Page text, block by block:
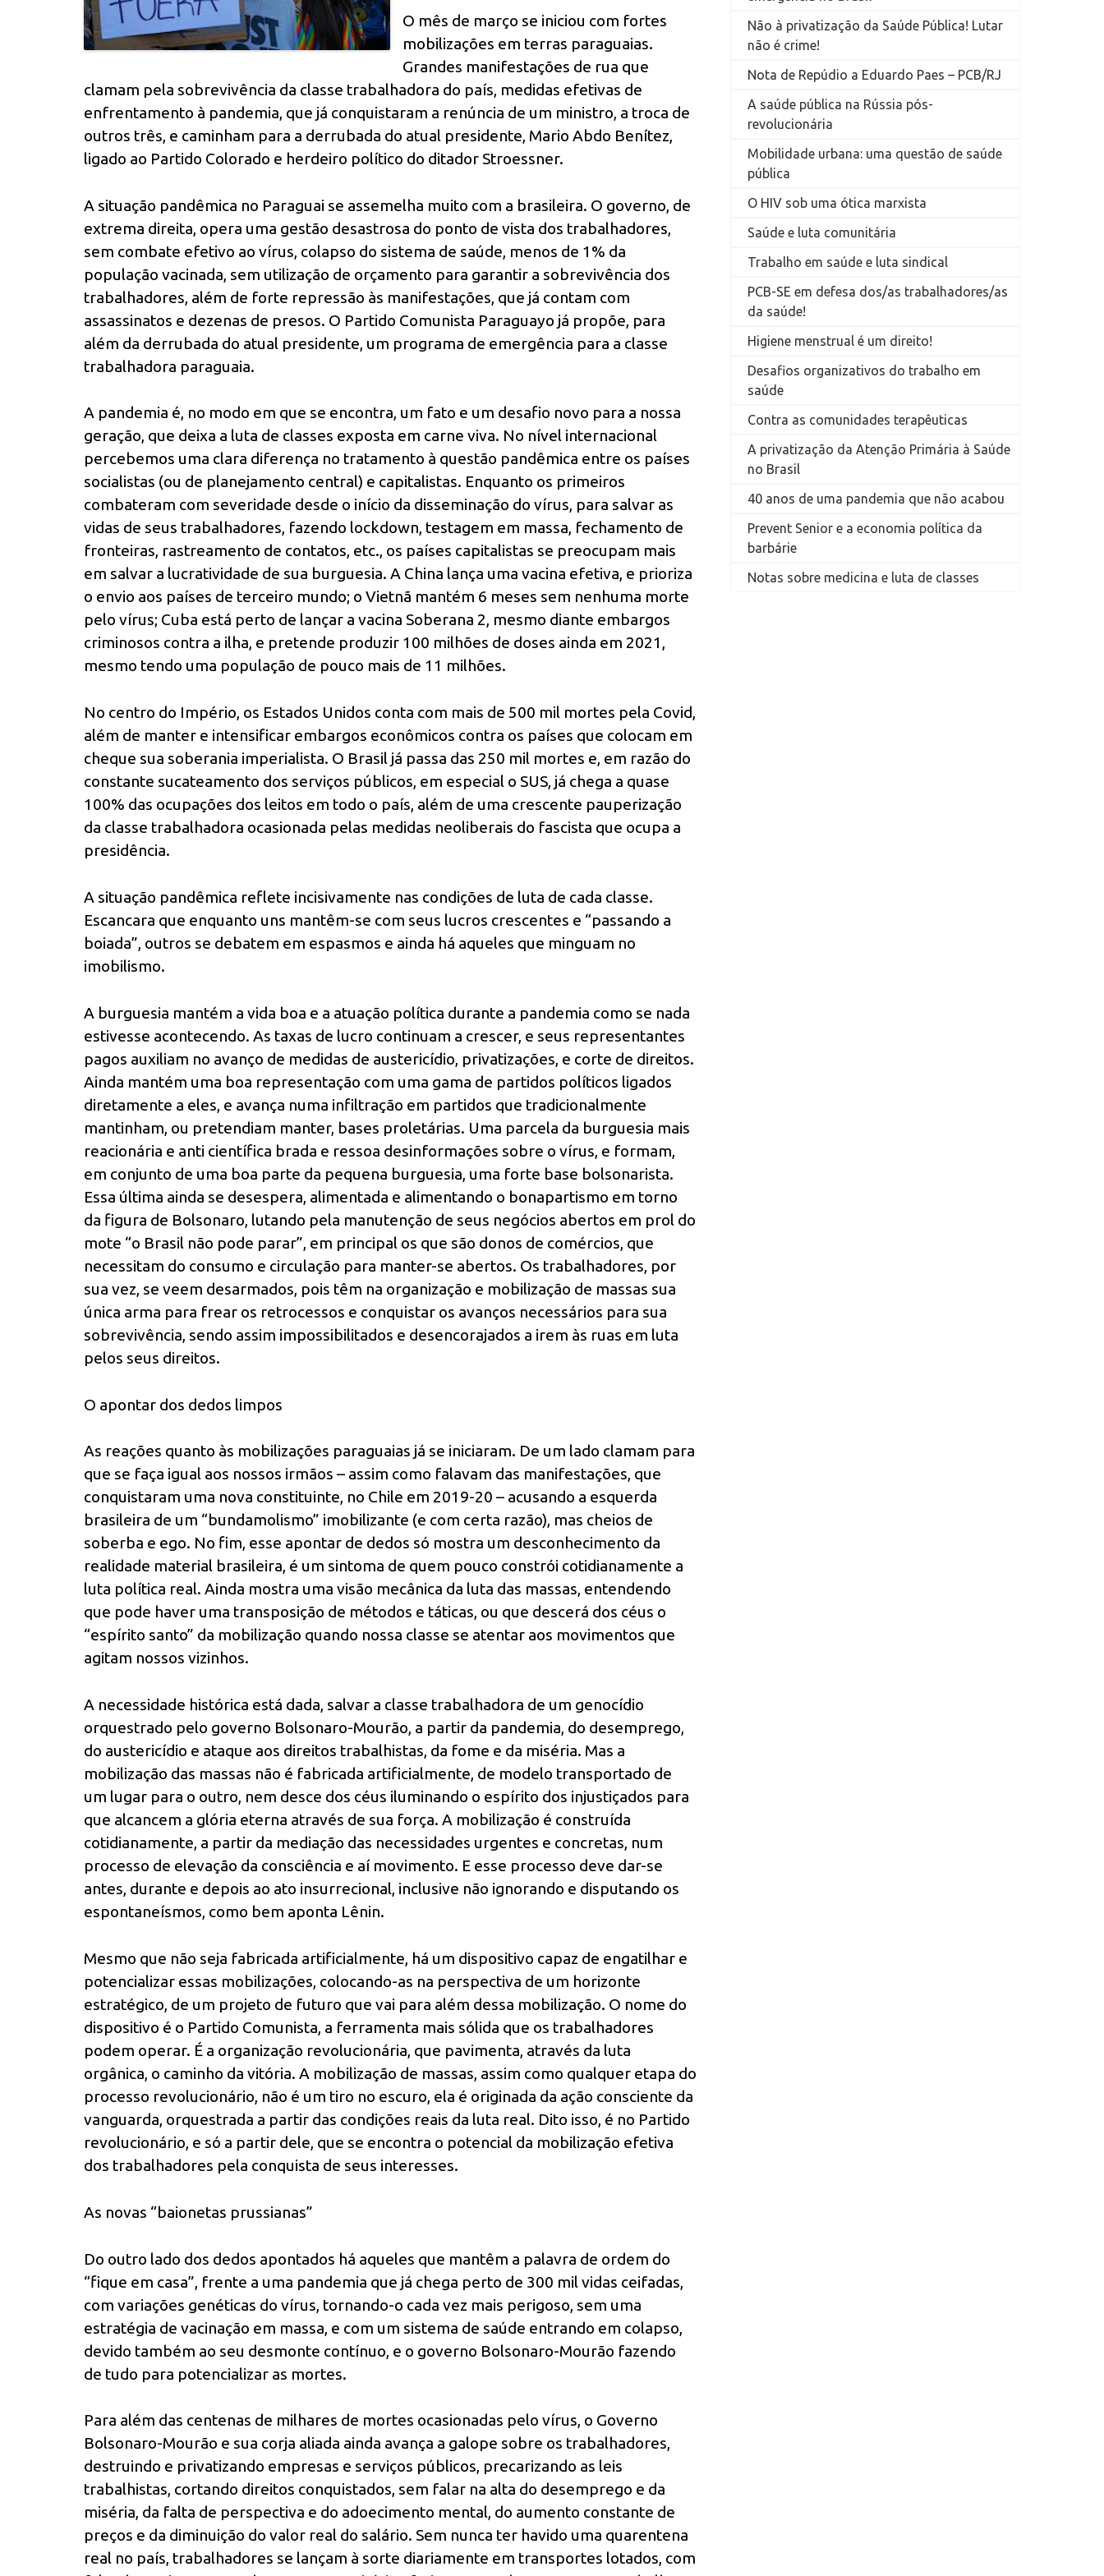
O mês de março se iniciou com fortes
mobilizações em terras paraguaias.
Grandes manifestações de rua que
clamam pela sobrevivência da classe trabalhadora do país, medidas efetivas de
enfrentamento à pandemia, que já conquistaram a renúncia de um ministro, a troca de
outros três, e caminham para a derrubada do atual presidente, Mario Abdo Benítez,
ligado ao Partido Colorado e herdeiro político do ditador Stroessner.
A situação pandêmica no Paraguai se assemelha muito com a brasileira. O governo, de
extrema direita, opera uma gestão desastrosa do ponto de vista dos trabalhadores,
sem combate efetivo ao vírus, colapso do sistema de saúde, menos de 1% da
população vacinada, sem utilização de orçamento para garantir a sobrevivência dos
trabalhadores, além de forte repressão às manifestações, que já contam com
assassinatos e dezenas de presos. O Partido Comunista Paraguayo já propõe, para
além da derrubada do atual presidente, um programa de emergência para a classe
trabalhadora paraguaia.
A pandemia é, no modo em que se encontra, um fato e um desafio novo para a nossa
geração, que deixa a luta de classes exposta em carne viva. No nível internacional
percebemos uma clara diferença no tratamento à questão pandêmica entre os países
socialistas (ou de planejamento central) e capitalistas. Enquanto os primeiros
combateram com severidade desde o início da disseminação do vírus, para salvar as
vidas de seus trabalhadores, fazendo lockdown, testagem em massa, fechamento de
fronteiras, rastreamento de contatos, etc., os países capitalistas se preocupam mais
em salvar a lucratividade de sua burguesia. A China lança uma vacina efetiva, e prioriza
o envio aos países de terceiro mundo; o Vietnã mantém 6 meses sem nenhuma morte
pelo vírus; Cuba está perto de lançar a vacina Soberana 2, mesmo diante embargos
criminosos contra a ilha, e pretende produzir 100 milhões de doses ainda em 2021,
mesmo tendo uma população de pouco mais de 11 milhões.
No centro do Império, os Estados Unidos conta com mais de 500 mil mortes pela Covid,
além de manter e intensificar embargos econômicos contra os países que colocam em
cheque sua soberania imperialista. O Brasil já passa das 250 mil mortes e, em razão do
constante sucateamento dos serviços públicos, em especial o SUS, já chega a quase
100% das ocupações dos leitos em todo o país, além de uma crescente pauperização
da classe trabalhadora ocasionada pelas medidas neoliberais do fascista que ocupa a
presidência.
A situação pandêmica reflete incisivamente nas condições de luta de cada classe.
Escancara que enquanto uns mantêm-se com seus lucros crescentes e “passando a
boiada”, outros se debatem em espasmos e ainda há aqueles que minguam no
imobilismo.
A burguesia mantém a vida boa e a atuação política durante a pandemia como se nada
estivesse acontecendo. As taxas de lucro continuam a crescer, e seus representantes
pagos auxiliam no avanço de medidas de austericídio, privatizações, e corte de direitos.
Ainda mantém uma boa representação com uma gama de partidos políticos ligados
diretamente a eles, e avança numa infiltração em partidos que tradicionalmente
mantinham, ou pretendiam manter, bases proletárias. Uma parcela da burguesia mais
reacionária e anti científica brada e ressoa desinformações sobre o vírus, e formam,
em conjunto de uma boa parte da pequena burguesia, uma forte base bolsonarista.
Essa última ainda se desespera, alimentada e alimentando o bonapartismo em torno
da figura de Bolsonaro, lutando pela manutenção de seus negócios abertos em prol do
mote “o Brasil não pode parar”, em principal os que são donos de comércios, que
necessitam do consumo e circulação para manter-se abertos. Os trabalhadores, por
sua vez, se veem desarmados, pois têm na organização e mobilização de massas sua
única arma para frear os retrocessos e conquistar os avanços necessários para sua
sobrevivência, sendo assim impossibilitados e desencorajados a irem às ruas em luta
pelos seus direitos.
O apontar dos dedos limpos
As reações quanto às mobilizações paraguaias já se iniciaram. De um lado clamam para
que se faça igual aos nossos irmãos – assim como falavam das manifestações, que
conquistaram uma nova constituinte, no Chile em 2019-20 – acusando a esquerda
brasileira de um “bundamolismo” imobilizante (e com certa razão), mas cheios de
soberba e ego. No fim, esse apontar de dedos só mostra um desconhecimento da
realidade material brasileira, é um sintoma de quem pouco constrói cotidianamente a
luta política real. Ainda mostra uma visão mecânica da luta das massas, entendendo
que pode haver uma transposição de métodos e táticas, ou que descerá dos céus o
“espírito santo” da mobilização quando nossa classe se atentar aos movimentos que
agitam nossos vizinhos.
A necessidade histórica está dada, salvar a classe trabalhadora de um genocídio
orquestrado pelo governo Bolsonaro-Mourão, a partir da pandemia, do desemprego,
do austericídio e ataque aos direitos trabalhistas, da fome e da miséria. Mas a
mobilização das massas não é fabricada artificialmente, de modelo transportado de
um lugar para o outro, nem desce dos céus iluminando o espírito dos injustiçados para
que alcancem a glória eterna através de sua força. A mobilização é construída
cotidianamente, a partir da mediação das necessidades urgentes e concretas, num
processo de elevação da consciência e aí movimento. E esse processo deve dar-se
antes, durante e depois ao ato insurrecional, inclusive não ignorando e disputando os
espontaneísmos, como bem aponta Lênin.
Mesmo que não seja fabricada artificialmente, há um dispositivo capaz de engatilhar e
potencializar essas mobilizações, colocando-as na perspectiva de um horizonte
estratégico, de um projeto de futuro que vai para além dessa mobilização. O nome do
dispositivo é o Partido Comunista, a ferramenta mais sólida que os trabalhadores
podem operar. É a organização revolucionária, que pavimenta, através da luta
orgânica, o caminho da vitória. A mobilização de massas, assim como qualquer etapa do
processo revolucionário, não é um tiro no escuro, ela é originada da ação consciente da
vanguarda, orquestrada a partir das condições reais da luta real. Dito isso, é no Partido
revolucionário, e só a partir dele, que se encontra o potencial da mobilização efetiva
dos trabalhadores pela conquista de seus interesses.
As novas “baionetas prussianas”
Do outro lado dos dedos apontados há aqueles que mantêm a palavra de ordem do
“fique em casa”, frente a uma pandemia que já chega perto de 300 mil vidas ceifadas,
com variações genéticas do vírus, tornando-o cada vez mais perigoso, sem uma
estratégia de vacinação em massa, e com um sistema de saúde entrando em colapso,
devido também ao seu desmonte contínuo, e o governo Bolsonaro-Mourão fazendo
de tudo para potencializar as mortes.
Para além das centenas de milhares de mortes ocasionadas pelo vírus, o Governo
Bolsonaro-Mourão e sua corja aliada ainda avança a galope sobre os trabalhadores,
destruindo e privatizando empresas e serviços públicos, precarizando as leis
trabalhistas, cortando direitos conquistados, sem falar na alta do desemprego e da
miséria, da falta de perspectiva e do adoecimento mental, do aumento constante de
preços e da diminuição do valor real do salário. Sem nunca ter havido uma quarentena
real no país, trabalhadores se lançam à sorte diariamente em transportes lotados, com
Não à privatização da Saúde Pública! Lutar
não é crime!
Nota de Repúdio a Eduardo Paes – PCB/RJ
A saúde pública na Rússia pós-
revolucionária
Mobilidade urbana: uma questão de saúde
pública
O HIV sob uma ótica marxista
Saúde e luta comunitária
Trabalho em saúde e luta sindical
PCB-SE em defesa dos/as trabalhadores/as
da saúde!
Higiene menstrual é um direito!
Desafios organizativos do trabalho em
saúde
Contra as comunidades terapêuticas
A privatização da Atenção Primária à Saúde
no Brasil
40 anos de uma pandemia que não acabou
Prevent Senior e a economia política da
barbárie
Notas sobre medicina e luta de classes